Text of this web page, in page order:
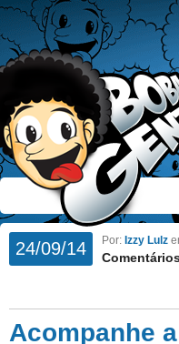
24/09/14 Por: Izzy Lulz
Acompanhe